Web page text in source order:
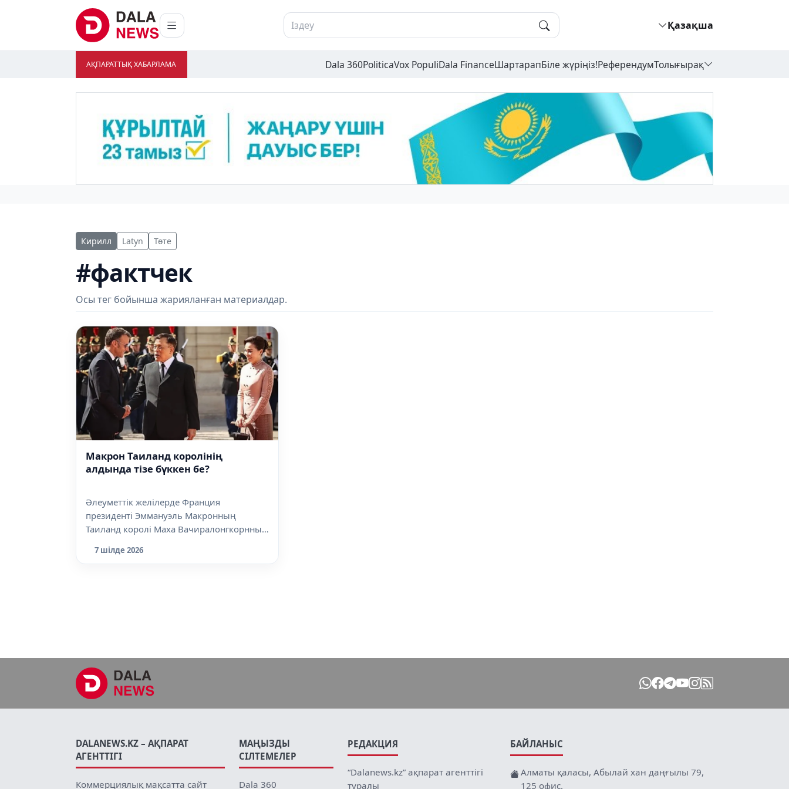
Қазақша
АҚПАРАТТЫҚ ХАБАРЛАМА Dala 360PoliticaVox PopuliDala FinanceШартарапБіле жүріңіз!РеферендумТолығырақ
Кирилл Latyn Төте
#фактчек
Осы тег бойынша жарияланған материалдар.
Макрон Таиланд королінің
алдында тізе бүккен бе?
Әлеуметтік желілерде Франция
президенті Эммануэль Макронның
Таиланд королі Маха Вачиралонгкорнның
7 шілде 2026
DALANEWS.KZ – АҚПАРАТ
АГЕНТТІГІ
Коммерциялық мақсатта сайт
МАҢЫЗДЫ
СІЛТЕМЕЛЕР
Dala 360
РЕДАКЦИЯ
“Dalanews.kz” ақпарат агенттігі
туралы
БАЙЛАНЫС
Алматы қаласы, Абылай хан даңғылы 79,
125 офис.